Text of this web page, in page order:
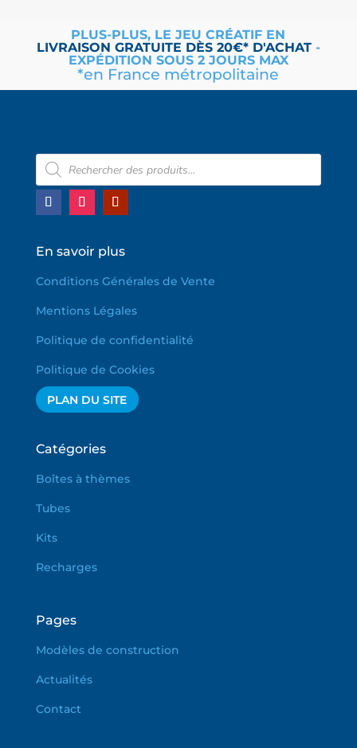
PLUS-PLUS, LE JEU CRÉATIF EN
LIVRAISON GRATUITE DÈS 20€* D'ACHAT -
EXPÉDITION SOUS 2 JOURS MAX
*en France métropolitaine
Recherche
de
produits
En savoir plus
Conditions Générales de Vente
Mentions Légales
Politique de confidentialité
Politique de Cookies
PLAN DU SITE
Catégories
Boîtes à thèmes
Tubes
Kits
Recharges
Pages
Modèles de construction
Actualités
Contact